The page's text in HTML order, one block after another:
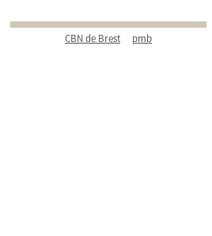
CBN de Brest pmb